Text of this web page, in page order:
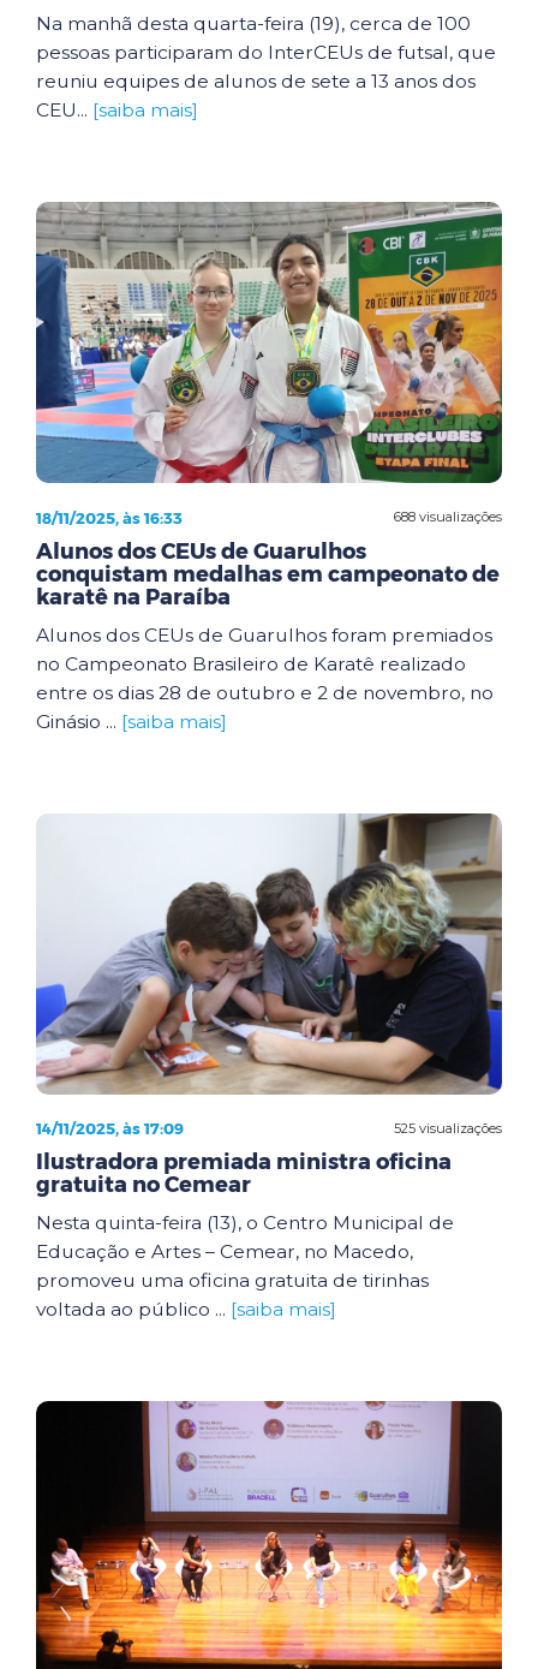
Na manhã desta quarta-feira (19), cerca de 100
pessoas participaram do InterCEUs de futsal, que
reuniu equipes de alunos de sete a 13 anos dos
CEU... [saiba mais]
688 visualizações
18/11/2025, às 16:33
Alunos dos CEUs de Guarulhos
conquistam medalhas em campeonato de
karatê na Paraíba
Alunos dos CEUs de Guarulhos foram premiados
no Campeonato Brasileiro de Karatê realizado
entre os dias 28 de outubro e 2 de novembro, no
Ginásio ... [saiba mais]
525 visualizações
14/11/2025, às 17:09
Ilustradora premiada ministra oficina
gratuita no Cemear
Nesta quinta-feira (13), o Centro Municipal de
Educação e Artes – Cemear, no Macedo,
promoveu uma oficina gratuita de tirinhas
voltada ao público ... [saiba mais]